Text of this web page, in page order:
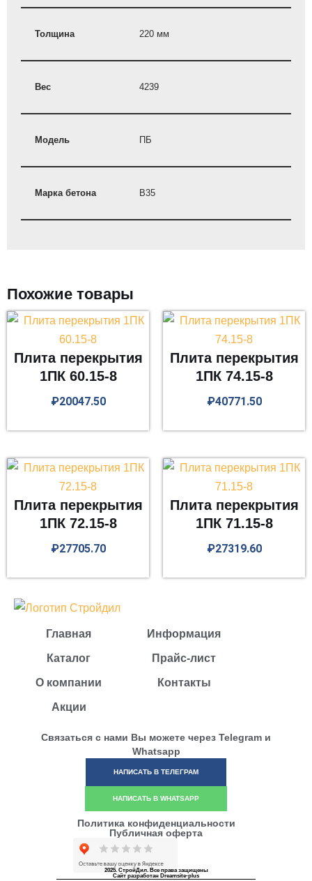
Толщина 220 мм
Вес 4239
Модель ПБ
Марка бетона B35
Похожие товары
Плита перекрытия
1ПК 60.15-8
₽20047.50
Плита перекрытия
1ПК 74.15-8
₽40771.50
Плита перекрытия
1ПК 72.15-8
₽27705.70
Плита перекрытия
1ПК 71.15-8
₽27319.60
Главная
Каталог
О компании
Акции
Информация
Прайс-лист
Контакты
Связаться с нами Вы можете через Telegram и
Whatsapp
НАПИСАТЬ В ТЕЛЕГРАМ
НАПИСАТЬ В WHATSAPP
Политика конфиденциальности
Публичная оферта
2025. СтройДил. Все права защищены
Сайт разработан Dreamsite-plus